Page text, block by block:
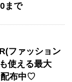
まで
ファッション
使える最大
配布中♡